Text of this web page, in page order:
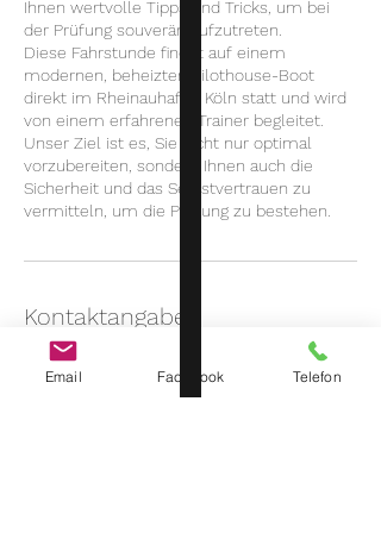
Ihnen wertvolle Tipps und Tricks, um bei
der Prüfung souverän aufzutreten.
Diese Fahrstunde findet auf einem
modernen, beheizten Pilothouse-Boot
direkt im Rheinauhafen Köln statt und wird
von einem erfahrenen Trainer begleitet.
Unser Ziel ist es, Sie nicht nur optimal
vorzubereiten, sondern Ihnen auch die
Sicherheit und das Selbstvertrauen zu
vermitteln, um die Prüfung zu bestehen.
Kontaktangaben
Bayenstraße 28a, Cologne, Germany
+49 170 8100296
Email Facebook Telefon